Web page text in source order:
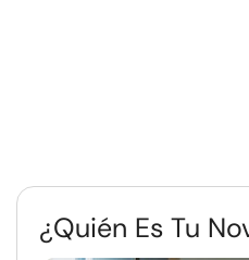
¿Quién Es Tu